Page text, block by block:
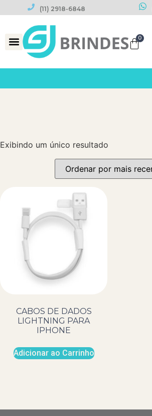
(11) 2918-6848
0
Exibindo um único resultado
CABOS DE DADOS
LIGHTNING PARA
IPHONE
Adicionar ao Carrinho